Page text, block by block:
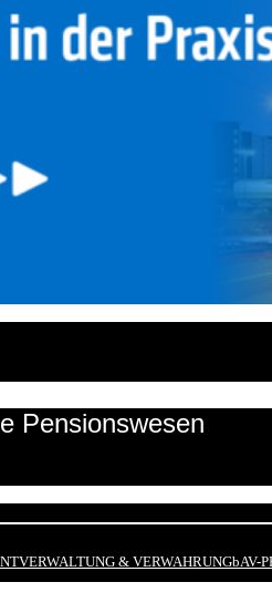
Pensionswesen
VERWALTUNG & VERWAHRUNGbAV-